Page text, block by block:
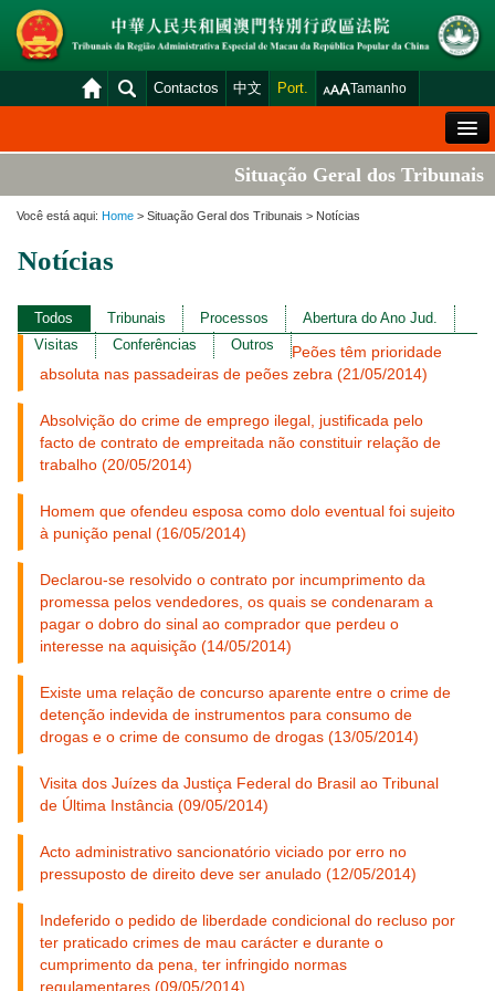
Contactos 中文 Port. Tamanho
Situação Geral dos Tribunais
Venda Judicial
Consulta das declarações de rendimentos
Download
Plataforma electrónica dos tribunais
Situação Geral dos Tribunais
Você está aqui: Home > Situação Geral dos Tribunais > Notícias
Notícias
Todos Tribunais Processos
Abertura do Ano Jud.
Visitas
Conferências Outros
Peões têm prioridade
absoluta nas passadeiras de peões zebra (21/05/2014)
Absolvição do crime de emprego ilegal, justificada pelo
facto de contrato de empreitada não constituir relação de
trabalho (20/05/2014)
Homem que ofendeu esposa como dolo eventual foi sujeito
à punição penal (16/05/2014)
Declarou-se resolvido o contrato por incumprimento da
promessa pelos vendedores, os quais se condenaram a
pagar o dobro do sinal ao comprador que perdeu o
interesse na aquisição (14/05/2014)
Existe uma relação de concurso aparente entre o crime de
detenção indevida de instrumentos para consumo de
drogas e o crime de consumo de drogas (13/05/2014)
Visita dos Juízes da Justiça Federal do Brasil ao Tribunal
de Última Instância (09/05/2014)
Acto administrativo sancionatório viciado por erro no
pressuposto de direito deve ser anulado (12/05/2014)
Indeferido o pedido de liberdade condicional do recluso por
ter praticado crimes de mau carácter e durante o
cumprimento da pena, ter infringido normas
regulamentares (09/05/2014)